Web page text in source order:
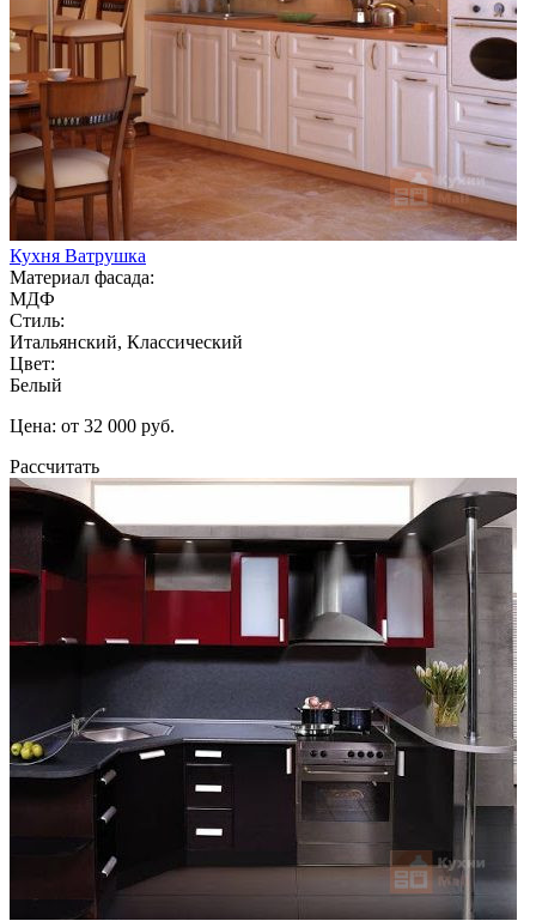
Кухня Ватрушка
Материал фасада:
МДФ
Стиль:
Итальянский, Классический
Цвет:
Белый
Цена: от 32 000 руб.
Рассчитать